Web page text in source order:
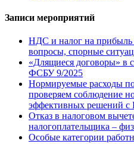
Записи мероприятий
НДС и налог на прибыль
вопросы, спорные
«Длящиеся договоры» в
ФСБУ 9/2025
Нормируемые расходы
проверяем соблюдение
эффективных решений с
Отказ в налоговом
налогоплательщика –
Особые категории